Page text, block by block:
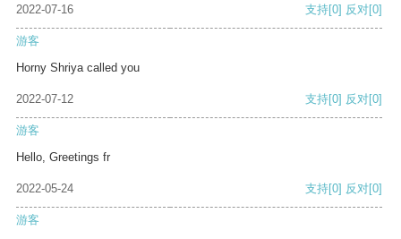
2022-07-16 支持[0] 反对[0]
游客
Horny Shriya called you
2022-07-12 支持[0] 反对[0]
游客
Hello, Greetings fr
2022-05-24 支持[0] 反对[0]
游客